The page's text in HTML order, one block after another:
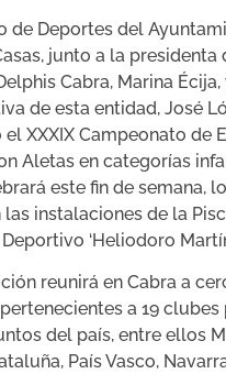
de Deportes del
junto a la presidenta
Cabra, Marina
de esta entidad, José
XXXIX Campeonato de
Aletas en categorías
este fin de semana,
las instalaciones de la
‘Heliodoro
reunirá en Cabra a
a 19
del país, entre ellos
País Vasco,